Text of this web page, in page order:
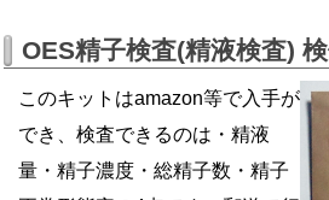
OES精子検査(精液検査)
このキットはamazon等で入手が
でき、検査できるのは・精液
量・精子濃度・総精子数・精子